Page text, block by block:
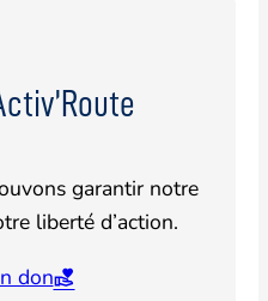
garantir notre
liberté d’action.
don